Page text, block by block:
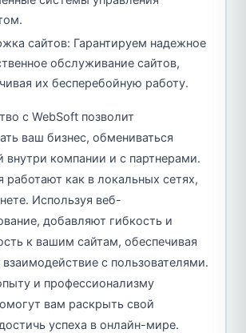
сайтов: Гарантируем надежное
обслуживание сайтов,
их бесперебойную работу.
с WebSoft позволит
ваш бизнес, обмениваться
внутри компании и с партнерами.
работают как в локальных сетях,
Используя веб-
добавляют гибкость и
к вашим сайтам, обеспечивая
с пользователями.
и профессионализму
вам раскрыть свой
успеха в онлайн-мире.